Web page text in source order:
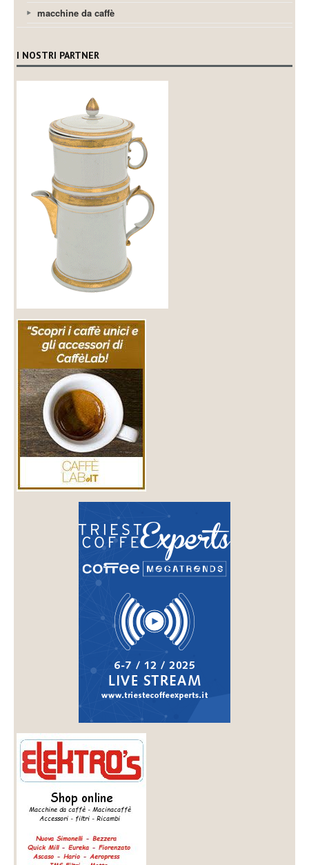
macchine da caffè
I NOSTRI PARTNER